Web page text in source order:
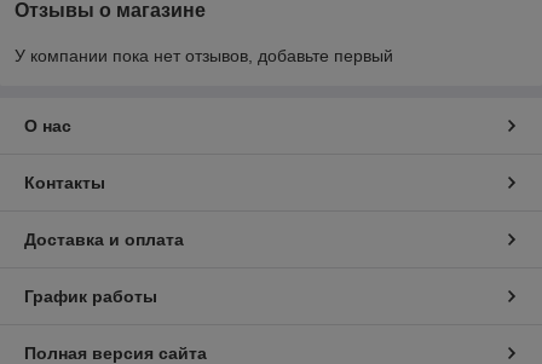
Отзывы о магазине
У компании пока нет отзывов, добавьте первый
О нас
Контакты
Доставка и оплата
График работы
Полная версия сайта